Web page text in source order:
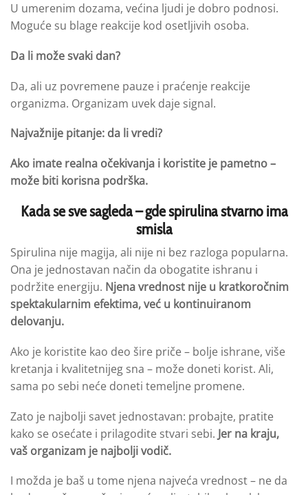
U umerenim dozama, većina ljudi je dobro podnosi.
Moguće su blage reakcije kod osetljivih osoba.
Da li može svaki dan?
Da, ali uz povremene pauze i praćenje reakcije
organizma. Organizam uvek daje signal.
Najvažnije pitanje: da li vredi?
Ako imate realna očekivanja i koristite je pametno –
može biti korisna podrška.
Kadase sve sagleda– gde spirulina stvarno ima
smisla
Spirulina nije magija, ali nije ni bez razloga popularna.
Ona je jednostavan način da obogatite ishranu i
podržite energiju. Njena vrednost nije u kratkoročnim
spektakularnim efektima, već u kontinuiranom
delovanju.
Ako je koristite kao deo šire priče – bolje ishrane, više
kretanja i kvalitetnijeg sna – može doneti korist. Ali,
sama po sebi neće doneti temeljne promene.
Zato je najbolji savet jednostavan: probajte, pratite
kako se osećate i prilagodite stvari sebi. Jer na kraju,
vaš organizam je najbolji vodič.
I možda je baš u tome njena najveća vrednost – ne da